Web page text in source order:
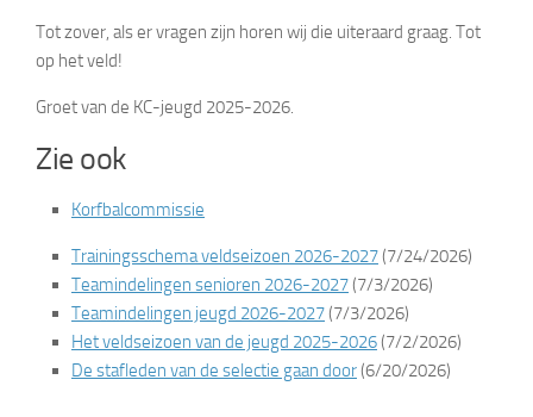
Tot zover, als er vragen zijn horen wij die uiteraard graag. Tot
op het veld!
Groet van de KC-jeugd 2025-2026.
Zie ook
Korfbalcommissie
Trainingsschema veldseizoen 2026-2027(7/24/2026)
Teamindelingen senioren 2026-2027(7/3/2026)
Teamindelingen jeugd 2026-2027(7/3/2026)
Het veldseizoen van de jeugd 2025-2026(7/2/2026)
De stafleden van de selectie gaan door(6/20/2026)